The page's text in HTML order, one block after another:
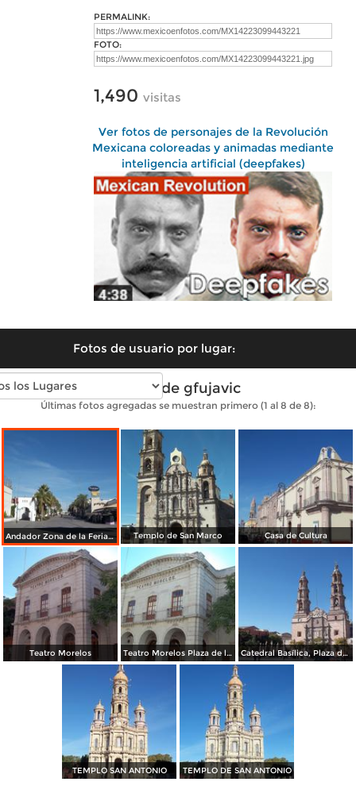
PERMALINK:
FOTO:
1,490 visitas
Ver fotos de personajes de la Revolución
Mexicana coloreadas y animadas mediante
inteligencia artificial (deepfakes)
Fotos de usuario por lugar:
Fotos de gfujavic
Últimas fotos agregadas se muestran primero (1 al 8 de 8):
Andador Zona de la Feria de San Marcos Aguascalientes Templo de San Marco Casa de Cultura
Teatro Morelos Teatro Morelos Plaza de la Soberana Convención Revolucionaria Catedral Basílica, Plaza de la Patria.
TEMPLO SAN ANTONIO TEMPLO DE SAN ANTONIO